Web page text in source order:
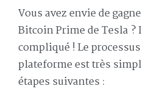
Vous avez envie de
Bitcoin Prime de Tesla ?
compliqué ! Le
plateforme est très
étapes suivantes :